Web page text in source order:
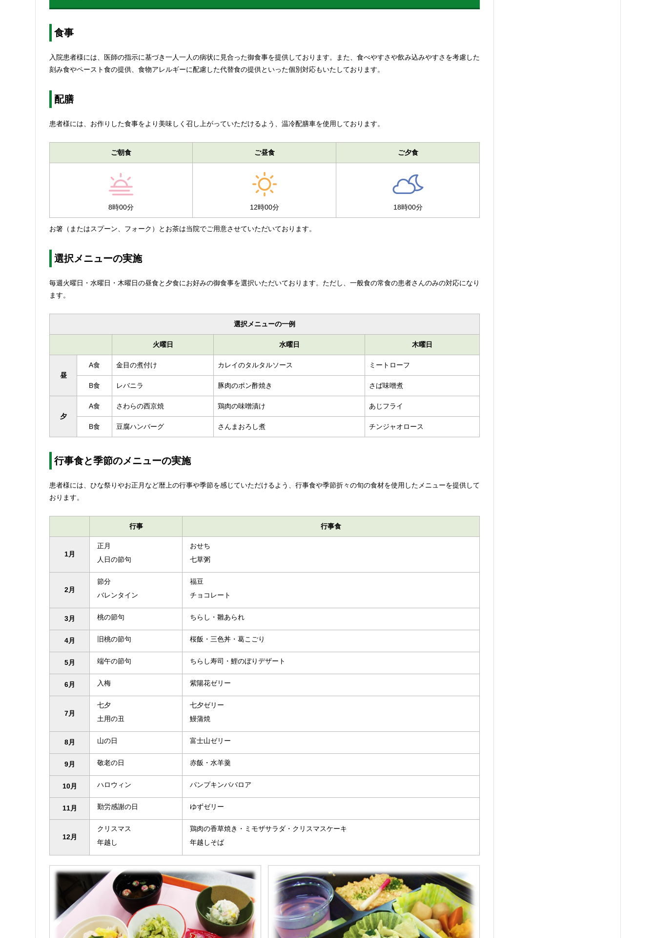
食事
入院患者様には、医師の指示に基づき一人一人の病状に見合った御食事を提供しております。また、食べやすさや飲み込みやすさを考慮した
刻み食やペースト食の提供、食物アレルギーに配慮した代替食の提供といった個別対応もいたしております。
配膳
患者様には、お作りした食事をより美味しく召し上がっていただけるよう、温冷配膳車を使用しております。
ご朝食 ご昼食 ご夕食
8時00分 12時00分 18時00分
お箸（またはスプーン、フォーク）とお茶は当院でご用意させていただいております。
選択メニューの実施
毎週火曜日・水曜日・木曜日の昼食と夕食にお好みの御食事を選択いただいております。ただし、一般食の常食の患者さんのみの対応になり
ます。
選択メニューの一例
火曜日 水曜日 木曜日
昼
A食 金目の煮付け カレイのタルタルソース ミートローフ
B食 レバニラ 豚肉のポン酢焼き さば味噌煮
夕
A食 さわらの西京焼 鶏肉の味噌漬け あじフライ
B食 豆腐ハンバーグ さんまおろし煮 チンジャオロース
行事食と季節のメニューの実施
患者様には、ひな祭りやお正月など暦上の行事や季節を感じていただけるよう、行事食や季節折々の旬の食材を使用したメニューを提供して
おります。
行事 行事食
1月
正月
人日の節句
おせち
七草粥
2月
節分
バレンタイン
福豆
チョコレート
3月 桃の節句 ちらし・雛あられ
4月 旧桃の節句 桜飯・三色丼・葛こごり
5月 端午の節句 ちらし寿司・鯉のぼりデザート
6月 入梅 紫陽花ゼリー
7月
七夕
土用の丑
七夕ゼリー
鰻蒲焼
8月 山の日 富士山ゼリー
9月 敬老の日 赤飯・水羊羹
10月 ハロウィン パンプキンババロア
11月 勤労感謝の日 ゆずゼリー
12月
クリスマス
年越し
鶏肉の香草焼き・ミモザサラダ・クリスマスケーキ
年越しそば